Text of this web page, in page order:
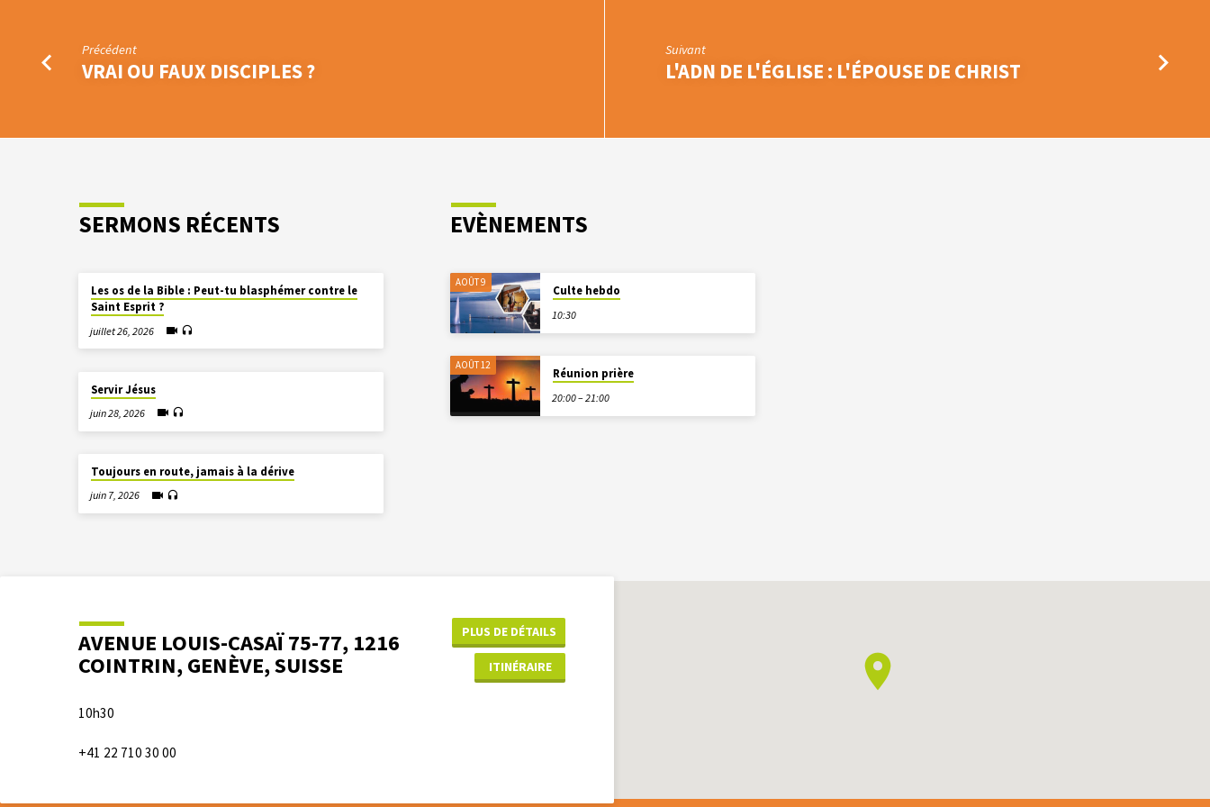
Précédent
VRAI OU FAUX DISCIPLES ?
Suivant
L'ADN DE L'ÉGLISE : L'ÉPOUSE DE CHRIST
SERMONS RÉCENTS
Les os de la Bible : Peut-tu blasphémer contre le
Saint Esprit ?
juillet 26, 2026
Servir Jésus
juin 28, 2026
Toujours en route, jamais à la dérive
juin 7, 2026
EVÈNEMENTS
AOÛT 9
Culte hebdo
10:30
AOÛT 12
Réunion prière
20:00 – 21:00
AVENUE LOUIS-CASAÏ 75-77, 1216
COINTRIN, GENÈVE, SUISSE
PLUS DE DÉTAILS
ITINÉRAIRE
10h30
+41 22 710 30 00